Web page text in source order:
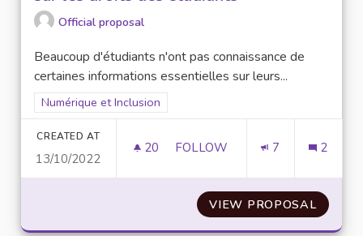
Official proposal
Beaucoup d'étudiants n'ont pas connaissance de
certaines informations essentielles sur leurs...
Filter results for scope: Numérique et Inclusion
Numérique et Inclusion
CREATED AT
13/10/2022
20 20 FOLLOWERS
FOLLOW 7 2
VIEW PROPOSAL